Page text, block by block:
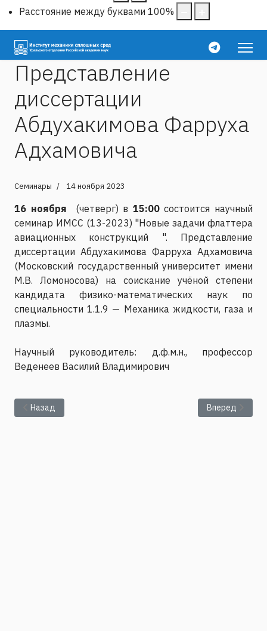
Расстояние между буквами 100%
Представление
диссертации
Абдухакимова Фарруха
Адхамовича
Семинары 14 ноября 2023
16 ноября (четверг) в 15:00состоится научный
семинар ИМСС (13-2023) "Новые задачи флаттера
авиационных конструкций ". Представление
диссертации Абдухакимова Фарруха Адхамовича
(Московский государственный университет имени
М.В. Ломоносова) на соискание учёной степени
кандидата физико-математических наук по
специальности 1.1.9 — Механика жидкости, газа и
плазмы.
Научный руководитель: д.ф.м.н., профессор
Веденеев Василий Владимирович
Предыдущий: Представление диссертации Шимановского
Назад Следующий:
Вперед